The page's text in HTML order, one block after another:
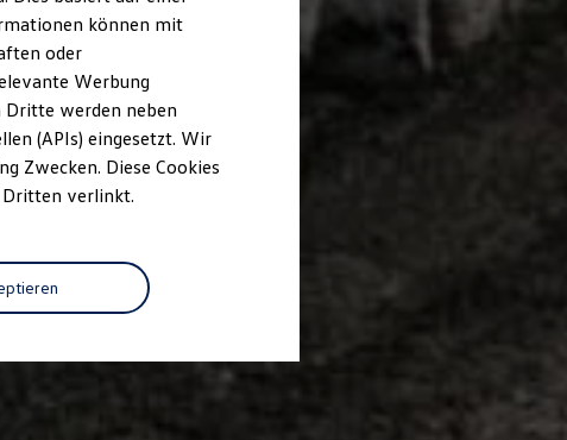
können mit
oder
Werbung
werden neben
(APIs) eingesetzt. Wir
Zwecken. Diese Cookies
verlinkt.